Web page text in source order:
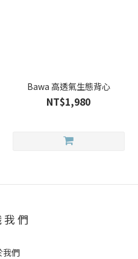
Bawa 高透氣生態背心
NT$1,980
我 們
我們